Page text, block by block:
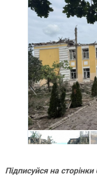
Підписуйсянасторінки